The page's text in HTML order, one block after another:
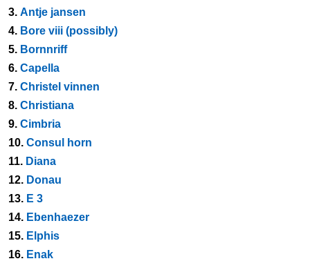
3. Antje jansen
4. Bore viii (possibly)
5. Bornnriff
6. Capella
7. Christel vinnen
8. Christiana
9. Cimbria
10. Consul horn
11. Diana
12. Donau
13. E 3
14. Ebenhaezer
15. Elphis
16. Enak